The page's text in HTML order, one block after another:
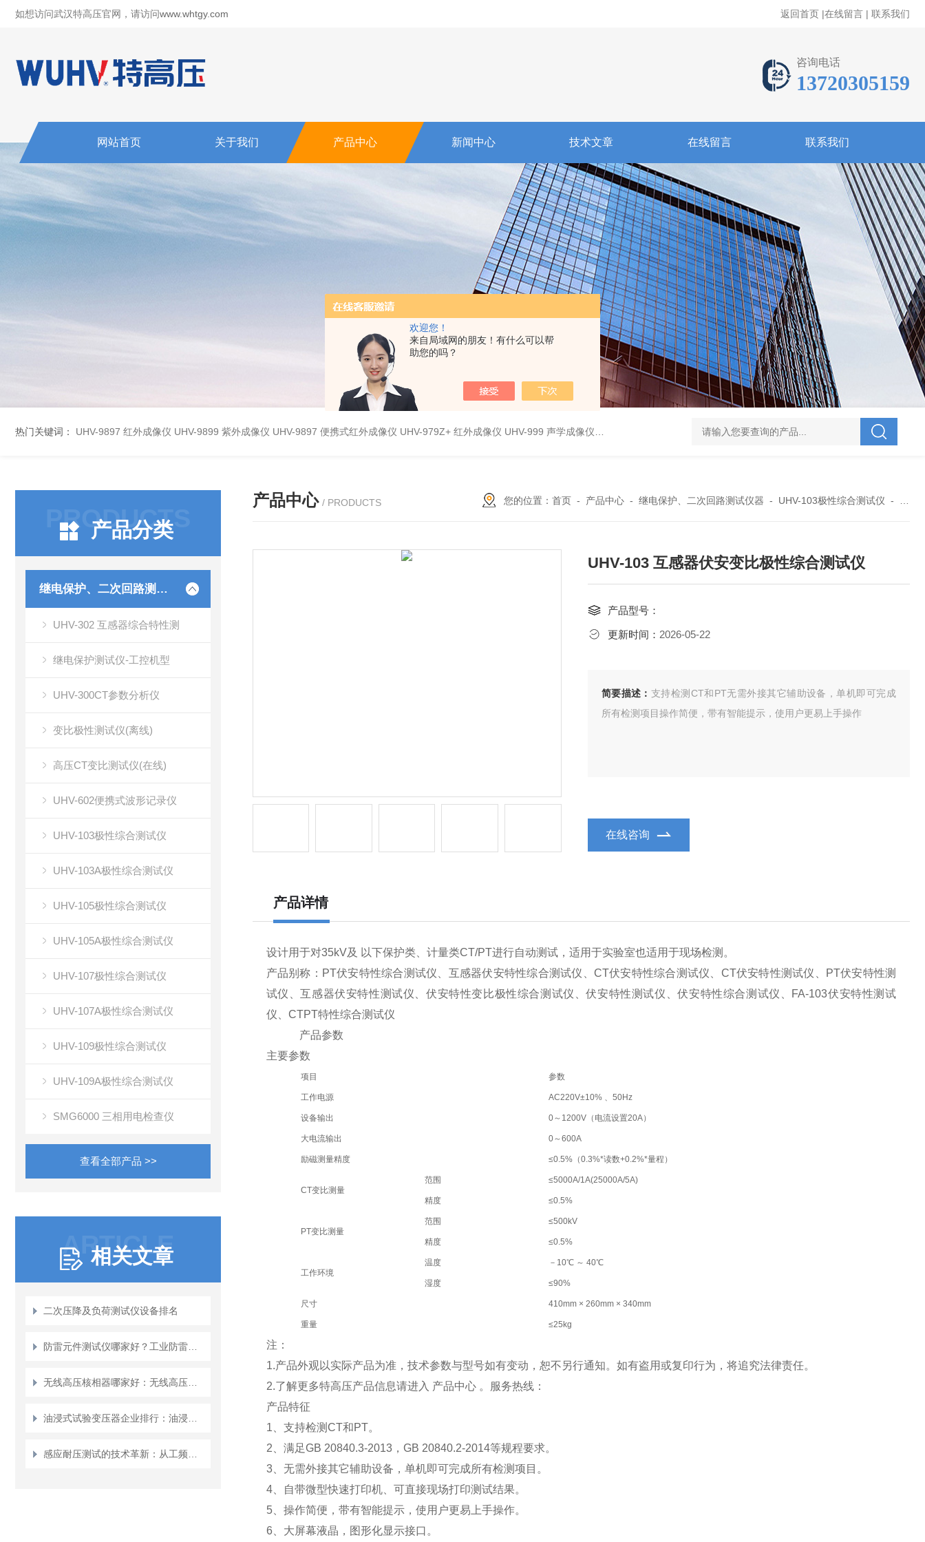
欢迎您！
来自局域网的朋友！有什么可以帮
助您的吗？
如想访问武汉特高压官网，请访问www.whtgy.com 返回首页 |在线留言 | 联系我们
咨询电话
13720305159
网站首页 关于我们 产品中心 新闻中心 技术文章 在线留言 联系我们
热门关键词： UHV-9897 红外成像仪 UHV-9899 紫外成像仪 UHV-9897 便携式红外成像仪 UHV-979Z+ 红外成像仪 UHV-999 声学成像仪 UHV-995 电力综合试验车 UHV-701 级差配合测试仪 UHV-646 全自动水溶
PRODUCTS
产品分类
继电保护、二次回路测试仪器
UHV-302 互感器综合特性测
继电保护测试仪-工控机型
UHV-300CT参数分析仪
变比极性测试仪(离线)
高压CT变比测试仪(在线)
UHV-602便携式波形记录仪
UHV-103极性综合测试仪
UHV-103A极性综合测试仪
UHV-105极性综合测试仪
UHV-105A极性综合测试仪
UHV-107极性综合测试仪
UHV-107A极性综合测试仪
UHV-109极性综合测试仪
UHV-109A极性综合测试仪
SMG6000 三相用电检查仪
查看全部产品 >>
ARTICLE
相关文章
二次压降及负荷测试仪设备排名
产品中心 / PRODUCTS 您的位置： 首页- 产品中心- 继电保护、二次回路测试仪器 - UHV-103极性综合测试仪 -
UHV-103 互感器伏安变比极性综合测试仪
产品型号：
更新时间： 2026-05-22
简要描述： 支持检测CT和PT无需外接其它辅助设备，单机即可完成
所有检测项目操作简便，带有智能提示，使用户更易上手操作
在线咨询
产品详情
设计用于对35kV及 以下保护类、计量类CT/PT进行自动测试，适用于实验室也适用于现场检测。
产品别称：PT伏安特性综合测试仪、互感器伏安特性综合测试仪、CT伏安特性综合测试仪、CT伏安特性测试仪、PT伏安特性测
试仪、互感器伏安特性测试仪、伏安特性变比极性综合测试仪、伏安特性测试仪、伏安特性综合测试仪、FA-103伏安特性测试
仪、CTPT特性综合测试仪
产品参数
主要参数
项目 参数
工作电源 AC220V±10% 、50Hz
设备输出 0～1200V（电流设置20A）
大电流输出 0～600A
励磁测量精度 ≤0.5%（0.3%*读数+0.2%*量程）
CT变比测量
范围 ≤5000A/1A(25000A/5A)
精度 ≤0.5%
PT变比测量
范围 ≤500kV
精度 ≤0.5%
工作环境
温度 －10℃ ～ 40℃
湿度 ≤90%
尺寸 410mm × 260mm × 340mm
重量 ≤25kg
注：
1.产品外观以实际产品为准，技术参数与型号如有变动，恕不另行通知。如有盗用或复印行为，将追究法律责任。
2.了解更多特高压产品信息请进入 产品中心 。服务热线：
产品特征
1、支持检测CT和PT。
2、满足GB 20840.3-2013，GB 20840.2-2014等规程要求。
3、无需外接其它辅助设备，单机即可完成所有检测项目。
4、自带微型快速打印机、可直接现场打印测试结果。
5、操作简便，带有智能提示，使用户更易上手操作。
6、大屏幕液晶，图形化显示接口。